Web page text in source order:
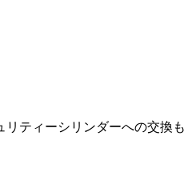
ティーシリンダーへの交換も